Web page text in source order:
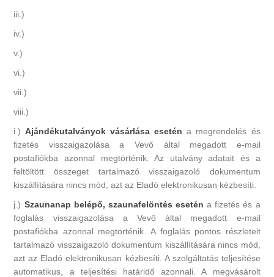
iii.)
iv.)
v.)
vi.)
vii.)
viii.)
i.) Ajándékutalványok vásárlása esetén a megrendelés és
fizetés visszaigazolása a Vevő által megadott e-mail
postafiókba azonnal megtörténik. Az utalvány adatait és a
feltöltött összeget tartalmazó visszaigazoló dokumentum
kiszállítására nincs mód, azt az Eladó elektronikusan kézbesíti.
j.) Szaunanap belépő, szaunafelöntés esetén a fizetés és a
foglalás visszaigazolása a Vevő által megadott e-mail
postafiókba azonnal megtörténik. A foglalás pontos részleteit
tartalmazó visszaigazoló dokumentum kiszállítására nincs mód,
azt az Eladó elektronikusan kézbesíti. A szolgáltatás teljesítése
automatikus, a teljesítési határidő azonnali. A megvásárolt